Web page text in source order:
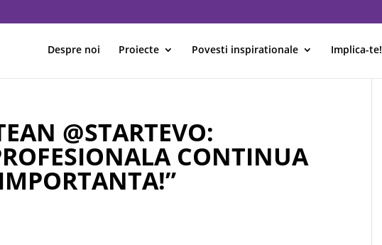
Despre noi Proiecte Povesti inspirationale Implica-te!
@STARTEVO:
CONTINUA